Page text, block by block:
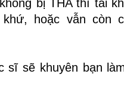
bị THA thì tái
hoặc vẫn còn
sĩ sẽ khuyên bạn